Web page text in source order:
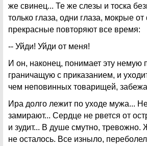
же свинец... Те же слезы и тоска
только глаза, одни глаза, мокрые
прекрасные повторяют все время:
-- Уйди! Уйди от меня!
И он, наконец, понимает эту немую
граничащую с приказанием, и
чем неповинных товарищей,
Ира долго лежит по уходе мужа...
замирают... Сердце не рвется от
и зудит... В душе смутно, тревожно.
не осталось. Все изныло,